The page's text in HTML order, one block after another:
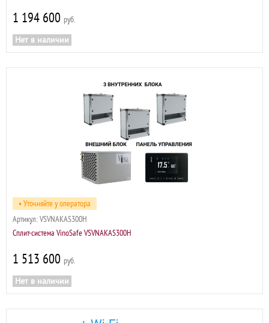
1 194 600 р
Нет в наличии
• Уточняйте у оператора
Артикул: VSVNAKAS300H
Сплит-система VinoSafe VSVNAKAS300H
1 513 600 р
Нет в наличии